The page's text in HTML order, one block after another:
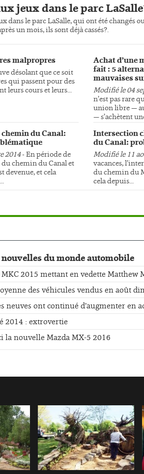
jeux dans le parc
dans le parc LaSalle, qui ont été changés
un mois, ils sont déjà cassés?.
malpropres
désolant que ce soit
qui passent pour des
leurs cours et leurs...
du Canal:
2014- En période de
du chemin du Canal et
devenue, et cela
Achat d’une
fait : 5
mauvaises
Modifié le 04
n’est pas rare
union libre —
— s’achètent
Intersection
du Canal:
Modifié le 11
vacances,
du chemin du
cela depuis...
nouvelles du monde automobile
2015 mettant en vedette Matthew
des véhicules vendus en août
neuves ont continué d’augmenter en
2014 : extrovertie
la nouvelle Mazda MX-5 2016